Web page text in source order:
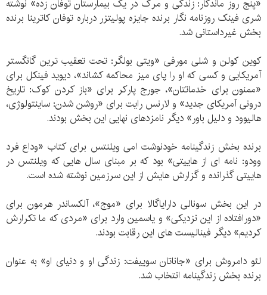
«پنج روز ماندگار: زندگی و مرگ در یک بیمارستان توفان زده» نوشته
شری فینک روزنامه نگار برنده جایزه پولیتزر درباره توفان کاترینا برنده
بخش غیرداستانی شد.
کوین کولن و شلی مورفی «ویتی بولگر: تحت تعقیب ‌ترین گانگستر
آمریکایی و کسی که او را پای میز محاکمه کشاند»، دیوید فینکل برای
«ممنون برای خدماتتان»، جورج پارکر برای «باز کردن کوک: تاریخ
درونی آمریکای جدید» و لارنس رایت برای «روشن شدن: ساینتولوژی،
هالیوود و دلیل باور» دیگر نامزدهای نهایی این بخش بودند.
برنده بخش زندگینامه خودنوشت امی ویلنتس برای کتاب «وداع فرد
وودو: نامه ای از هاییتی» بود که بر مبنای سال هایی که ویلنتس در
هاییتی گذرانده و گزارش هایش از این سرزمین نوشته شده است.
در این بخش سونالی دارایاگالا برای «موج»، آلکساندر هرمون برای
«دورافتاده از این نزدیکی» و یاسمین وارد برای «مردی که ما تکرارش
کردیم» دیگر فینالیست های این رقابت بودند.
لئو دامروش برای «جاناتان سوییفت: زندگی او و دنیای او» به عنوان
برنده بخش زندگینامه انتخاب شد.